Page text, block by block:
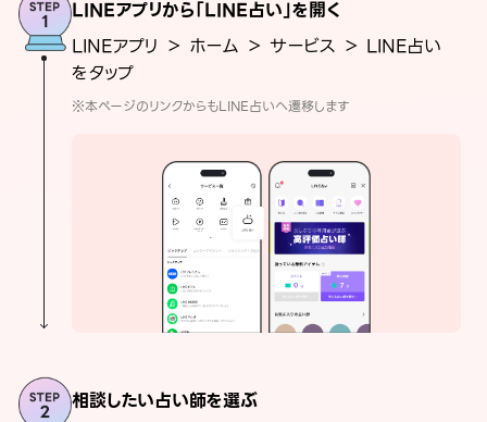
LINEアプリから「LINE占い」を開く
LINEアプリ ＞ ホーム ＞ サービス ＞ LINE占い
をタップ
※本ページのリンクからもLINE占いへ遷移します
相談したい占い師を選ぶ